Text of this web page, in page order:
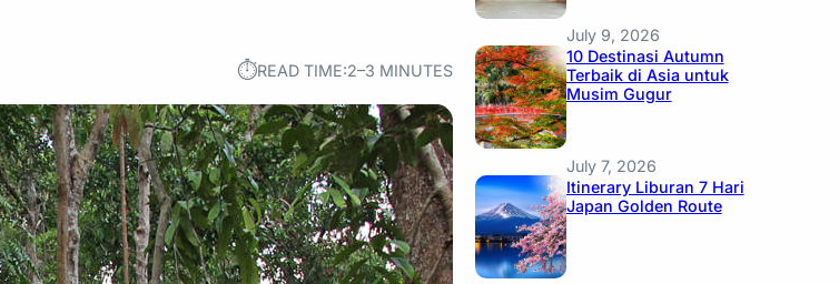
⏱︎READ TIME:2–3 MINUTES
July 9, 2026
10 Destinasi Autumn
Terbaik di Asia untuk
Musim Gugur
July 7, 2026
Itinerary Liburan 7 Hari
Japan Golden Route